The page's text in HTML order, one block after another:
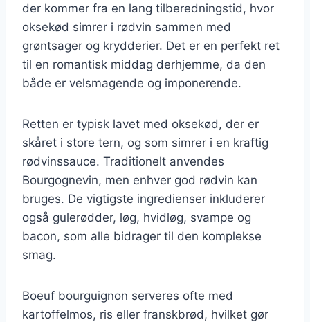
der kommer fra en lang tilberedningstid, hvor
oksekød simrer i rødvin sammen med
grøntsager og krydderier. Det er en perfekt ret
til en romantisk middag derhjemme, da den
både er velsmagende og imponerende.
Retten er typisk lavet med oksekød, der er
skåret i store tern, og som simrer i en kraftig
rødvinssauce. Traditionelt anvendes
Bourgognevin, men enhver god rødvin kan
bruges. De vigtigste ingredienser inkluderer
også gulerødder, løg, hvidløg, svampe og
bacon, som alle bidrager til den komplekse
smag.
Boeuf bourguignon serveres ofte med
kartoffelmos, ris eller franskbrød, hvilket gør